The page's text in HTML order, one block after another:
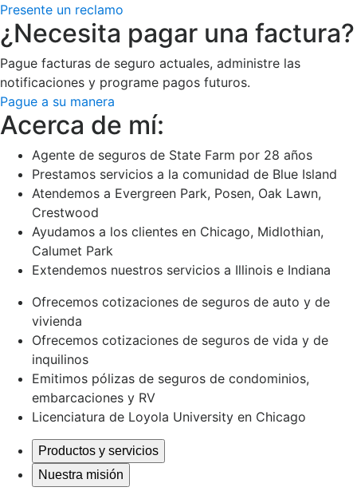
Presente un reclamo
¿Necesita pagar una factura?
Pague facturas de seguro actuales, administre las
notificaciones y programe pagos futuros.
Pague a su manera
Acerca de mí:
Agente de seguros de State Farm por 28 años
Prestamos servicios a la comunidad de Blue Island
Atendemos a Evergreen Park, Posen, Oak Lawn,
Crestwood
Ayudamos a los clientes en Chicago, Midlothian,
Calumet Park
Extendemos nuestros servicios a Illinois e Indiana
Ofrecemos cotizaciones de seguros de auto y de
vivienda
Ofrecemos cotizaciones de seguros de vida y de
inquilinos
Emitimos pólizas de seguros de condominios,
embarcaciones y RV
Licenciatura de Loyola University en Chicago
Productos y servicios
Nuestra misión